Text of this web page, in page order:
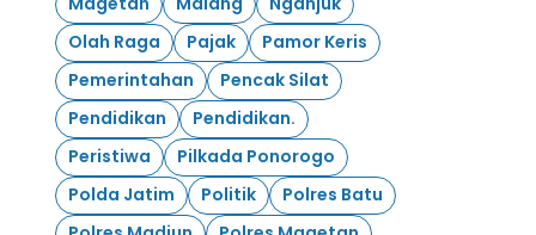
Olah Raga
Pajak
Pamor Keris
Pemerintahan
Pencak Silat
Pendidikan
Pendidikan.
Peristiwa
Pilkada Ponorogo
Polda Jatim
Politik
Polres Batu